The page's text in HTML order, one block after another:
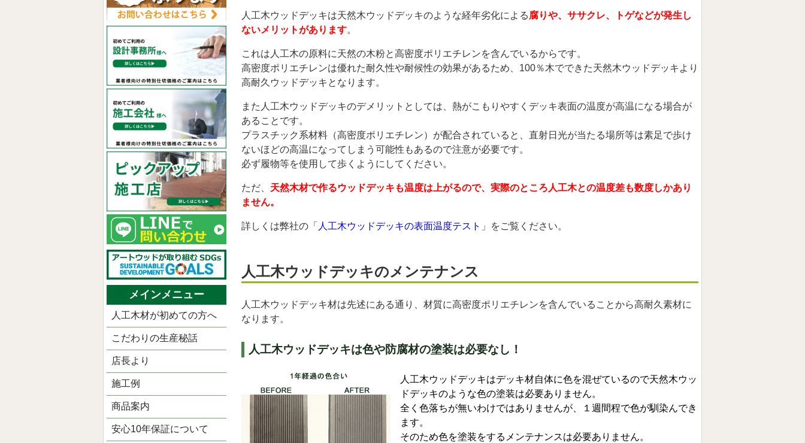
人工木ウッドデッキは天然木ウッドデッキのような経年劣化による腐りや、ササクレ、トゲなどが発生し
ないメリットがあります。
これは人工木の原料に天然の木粉と高密度ポリエチレンを含んでいるからです。
高密度ポリエチレンは優れた耐久性や耐候性の効果があるため、100％木でできた天然木ウッドデッキより
高耐久ウッドデッキとなります。
また人工木ウッドデッキのデメリットとしては、熱がこもりやすくデッキ表面の温度が高温になる場合が
あることです。
プラスチック系材料（高密度ポリエチレン）が配合されていると、直射日光が当たる場所等は素足で歩け
ないほどの高温になってしまう可能性もあるので注意が必要です。
必ず履物等を使用して歩くようにしてください。
ただ、 天然木材で作るウッドデッキも温度は上がるので、実際のところ人工木との温度差も数度しかあり
ません。
詳しくは弊社の「 人工木ウッドデッキの表面温度テスト 」をご覧ください。
人工木ウッドデッキのメンテナンス
人工木ウッドデッキ材は先述にある通り、材質に高密度ポリエチレンを含んでいることから高耐久素材に
なります。
人工木ウッドデッキは色や防腐材の塗装は必要なし！
人工木ウッドデッキはデッキ材自体に色を混ぜているので天然木ウッ
ドデッキのような色の塗装は必要ありません。
全く色落ちが無いわけではありませんが、１週間程で色が馴染んでき
ます。
そのため色を塗装をするメンテナンスは必要ありません。
メインメニュー
人工木材が初めての方へ
こだわりの生産秘話
店長より
施工例
商品案内
安心10年保証について